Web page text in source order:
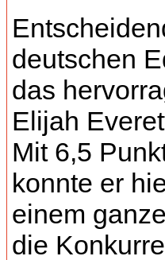
deutschen
das
Elijah
Mit 6,5
konnte er
einem
die